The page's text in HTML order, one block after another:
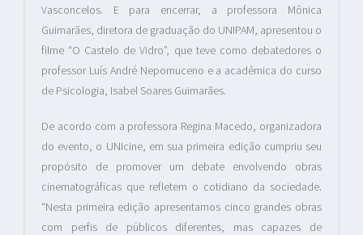
Vasconcelos. E para encerrar, a professora Mônica
Guimarães, diretora de graduação do UNIPAM, apresentou o
filme “O Castelo de Vidro”, que teve como debatedores o
professor Luís André Nepomuceno e a acadêmica do curso
de Psicologia, Isabel Soares Guimarães.
De acordo com a professora Regina Macedo, organizadora
do evento, o UNIcine, em sua primeira edição cumpriu seu
propósito de promover um debate envolvendo obras
cinematográficas que refletem o cotidiano da sociedade.
“Nesta primeira edição apresentamos cinco grandes obras
com perfis de públicos diferentes, mas capazes de